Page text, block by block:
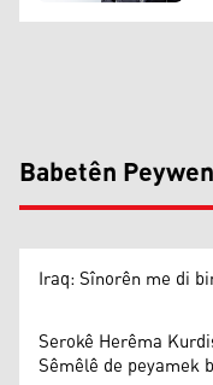
Babetên
Iraq: Sînorên me di
Serokê Herêma
Sêmêlê de peyamek